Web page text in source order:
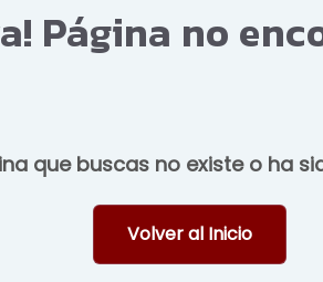
Página no
que buscas no existe o ha
Volver al Inicio